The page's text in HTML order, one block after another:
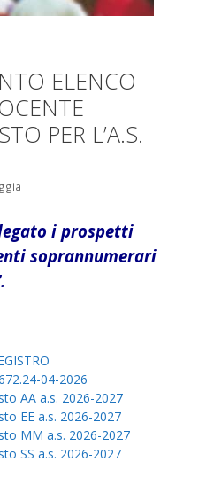
ELENCO
PER L’A.S.
i prospetti
soprannumerari
04-2026
AA a.s. 2026-2027
EE a.s. 2026-2027
MM a.s. 2026-2027
SS a.s. 2026-2027